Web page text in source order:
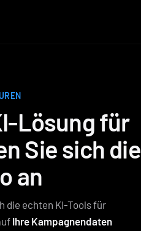
Lösung für
Sie sich die
an
die echten KI-Tools für
Ihre Kampagnendaten